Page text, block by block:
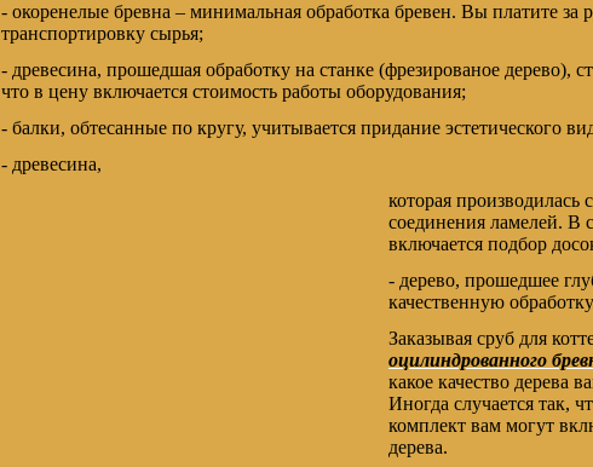
- окоренелые бревна – минимальная обработка бревен. Вы платите за
транспортировку сырья;
- древесина, прошедшая обработку на станке (фрезированое дерево),
что в цену включается стоимость работы оборудования;
- балки, обтесанные по кругу, учитывается придание эстетического
- древесина,
которая
соединения ламелей. В
включается подбор
- дерево, прошедшее
качественную
Заказывая сруб для
оцилиндрованного
какое качество дерева
Иногда случается так,
комплект вам могут
дерева.